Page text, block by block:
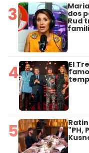
3 dos
Rud
4 El
5 "PH,